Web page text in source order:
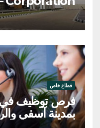
وعاملة
قطاع خاص
فرص توظيف في
بمدينة آسفي